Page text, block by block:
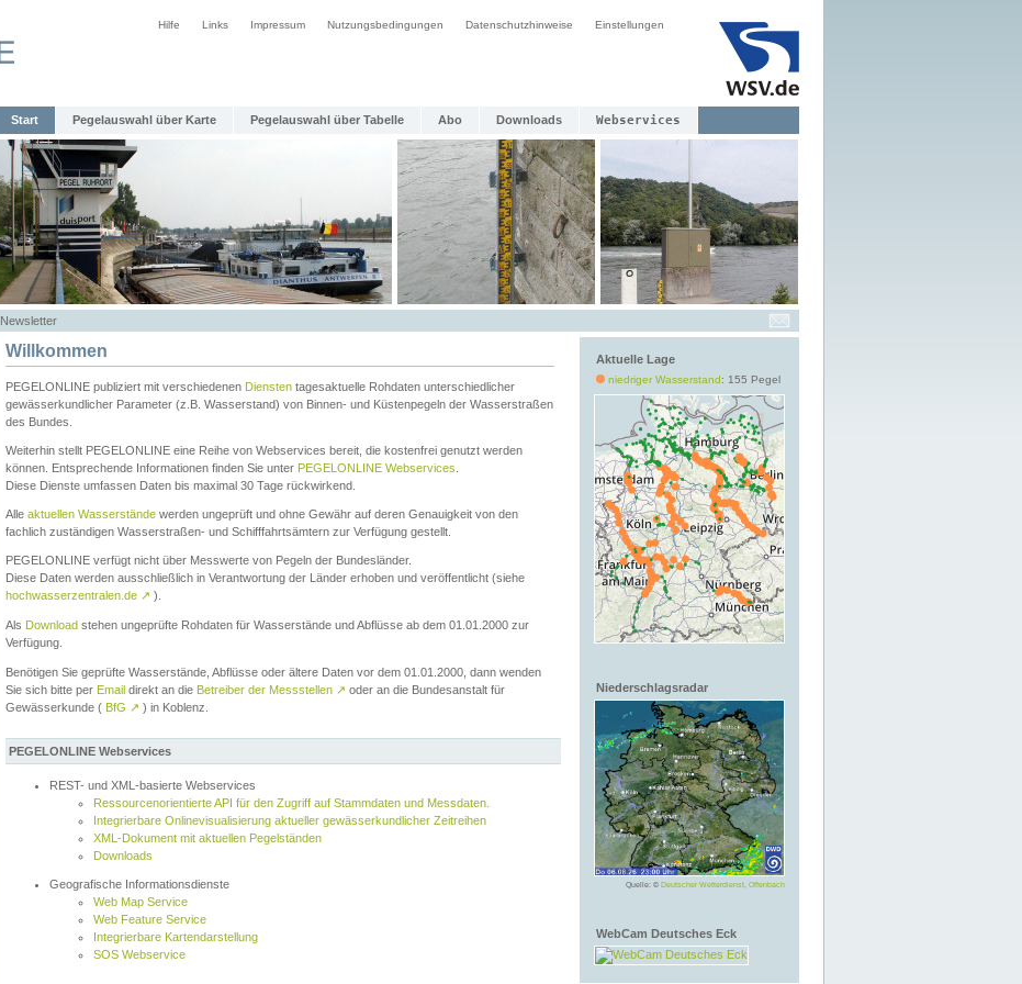
Hilfe Links Impressum Nutzungsbedingungen Datenschutzhinweise Einstellungen
Start Pegelauswahl über Karte Pegelauswahl über Tabelle Abo Downloads Webservices
Newsletter
Aktuelle Lage
niedriger Wasserstand: 155 Pegel
Niederschlagsradar
Quelle: © Deutscher Wetterdienst, Offenbach
WebCam Deutsches Eck
Willkommen
PEGELONLINE publiziert mit verschiedenen Diensten tagesaktuelle Rohdaten unterschiedlicher
gewässerkundlicher Parameter (z.B. Wasserstand) von Binnen- und Küstenpegeln der Wasserstraßen
des Bundes.
Weiterhin stellt PEGELONLINE eine Reihe von Webservices bereit, die kostenfrei genutzt werden
können. Entsprechende Informationen finden Sie unter PEGELONLINE Webservices
Diese Dienste umfassen Daten bis maximal 30 Tage rückwirkend.
Alle aktuellen Wasserstände werden ungeprüft und ohne Gewähr auf deren Genauigkeit von den
fachlich zuständigen Wasserstraßen- und Schifffahrtsämtern zur Verfügung gestellt.
PEGELONLINE verfügt nicht über Messwerte von Pegeln der Bundesländer.
Diese Daten werden ausschließlich in Verantwortung der Länder erhoben und veröffentlicht (siehe
hochwasserzentralen.de ↗ ).
Als Download stehen ungeprüfte Rohdaten für Wasserstände und Abflüsse ab dem 01.01.2000 zur
Verfügung.
Benötigen Sie geprüfte Wasserstände, Abflüsse oder ältere Daten vor dem 01.01.2000, dann wenden
Sie sich bitte per Email direkt an die Betreiber der Messstellen ↗ oder an die Bundesanstalt für
Gewässerkunde ( BfG ↗ ) in Koblenz.
PEGELONLINE Webservices
REST- und XML-basierte Webservices
Ressourcenorientierte API für den Zugriff auf Stammdaten und Messdaten.
Integrierbare Onlinevisualisierung aktueller gewässerkundlicher Zeitreihen
XML-Dokument mit aktuellen Pegelständen
Downloads
Geografische Informationsdienste
Web Map Service
Web Feature Service
Integrierbare Kartendarstellung
SOS Webservice